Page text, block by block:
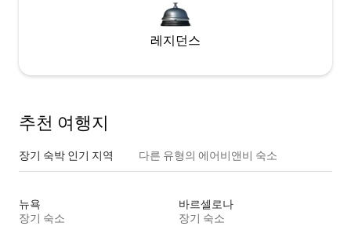
레지던스
추천 여행지
장기 숙박 인기 지역 다른 유형의 에어비앤비 숙소
뉴욕
장기 숙소
바르셀로나
장기 숙소